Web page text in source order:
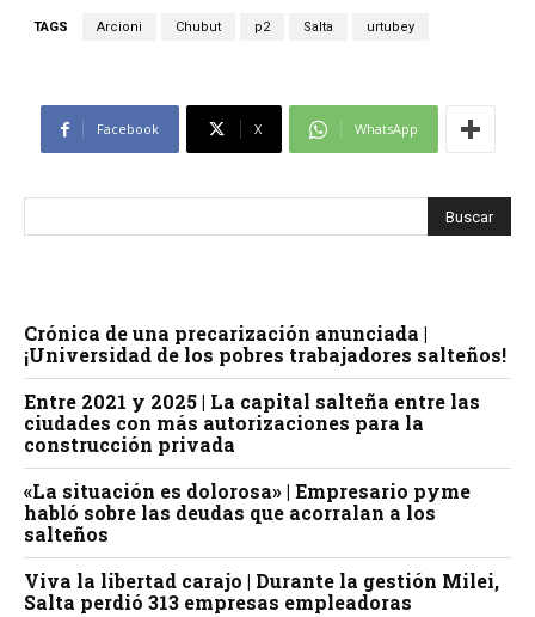
TAGS Arcioni Chubut p2 Salta urtubey
Facebook X WhatsApp
Crónica de una precarización anunciada |
¡Universidad de los pobres trabajadores salteños!
Entre 2021 y 2025 | La capital salteña entre las
ciudades con más autorizaciones para la
construcción privada
«La situación es dolorosa» | Empresario pyme
habló sobre las deudas que acorralan a los
salteños
Viva la libertad carajo | Durante la gestión Milei,
Salta perdió 313 empresas empleadoras